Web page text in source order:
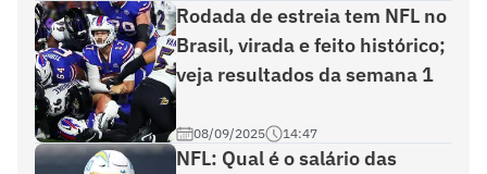
Rodada de estreia tem NFL no
Brasil, virada e feito histórico;
veja resultados da semana 1
08/09/2025 14:47
NFL: Qual é o salário das